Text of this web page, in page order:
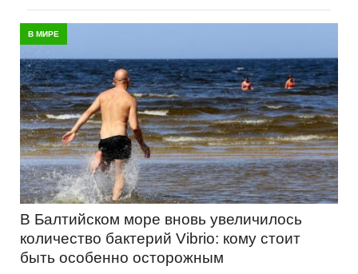
В МИРЕ
В Балтийском море вновь увеличилось
количество бактерий Vibrio: кому стоит
быть особенно осторожным